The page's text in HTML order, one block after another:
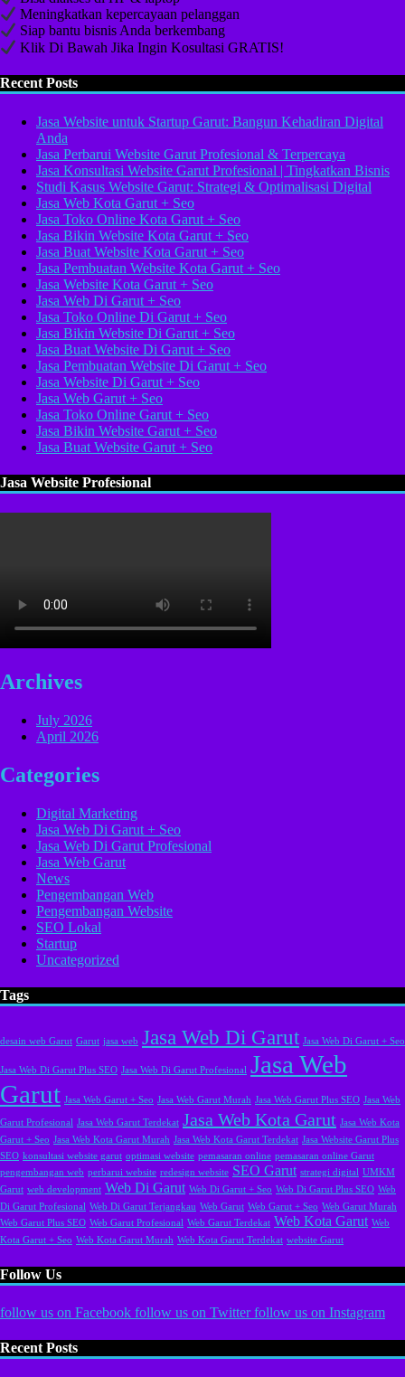
Meningkatkan kepercayaan pelanggan
Siap bantu bisnis Anda berkembang
Klik Di Bawah Jika Ingin Kosultasi GRATIS!
Recent Posts
Jasa Website untuk Startup Garut: Bangun Kehadiran Digital
Anda
Jasa Perbarui Website Garut Profesional & Terpercaya
Jasa Konsultasi Website Garut Profesional | Tingkatkan Bisnis
Studi Kasus Website Garut: Strategi & Optimalisasi Digital
Jasa Web Kota Garut + Seo
Jasa Toko Online Kota Garut + Seo
Jasa Bikin Website Kota Garut + Seo
Jasa Buat Website Kota Garut + Seo
Jasa Pembuatan Website Kota Garut + Seo
Jasa Website Kota Garut + Seo
Jasa Web Di Garut + Seo
Jasa Toko Online Di Garut + Seo
Jasa Bikin Website Di Garut + Seo
Jasa Buat Website Di Garut + Seo
Jasa Pembuatan Website Di Garut + Seo
Jasa Website Di Garut + Seo
Jasa Web Garut + Seo
Jasa Toko Online Garut + Seo
Jasa Bikin Website Garut + Seo
Jasa Buat Website Garut + Seo
Jasa Website Profesional
Archives
July 2026
April 2026
Categories
Digital Marketing
Jasa Web Di Garut + Seo
Jasa Web Di Garut Profesional
Jasa Web Garut
News
Pengembangan Web
Pengembangan Website
SEO Lokal
Startup
Uncategorized
Tags
desain web Garut Garut jasa web Jasa Web Di Garut Jasa Web Di Garut + Seo
Jasa Web Di Garut Plus SEO Jasa Web Di Garut Profesional Jasa Web
Garut Jasa Web Garut + Seo Jasa Web Garut Murah Jasa Web Garut Plus SEO Jasa Web
Garut Profesional Jasa Web Garut Terdekat Jasa Web Kota Garut Jasa Web Kota
Garut + Seo Jasa Web Kota Garut Murah Jasa Web Kota Garut Terdekat Jasa Website Garut Plus
SEO konsultasi website garut optimasi website pemasaran online pemasaran online Garut
pengembangan web perbarui website redesign website SEO Garut strategi digital UMKM
Garut web development Web Di Garut Web Di Garut + Seo Web Di Garut Plus SEO Web
Di Garut Profesional Web Di Garut Terjangkau Web Garut Web Garut + Seo Web Garut Murah
Web Garut Plus SEO Web Garut Profesional Web Garut Terdekat Web Kota Garut Web
Kota Garut + Seo Web Kota Garut Murah Web Kota Garut Terdekat website Garut
Follow Us
follow us on Facebook follow us on Twitter follow us on Instagram
Recent Posts